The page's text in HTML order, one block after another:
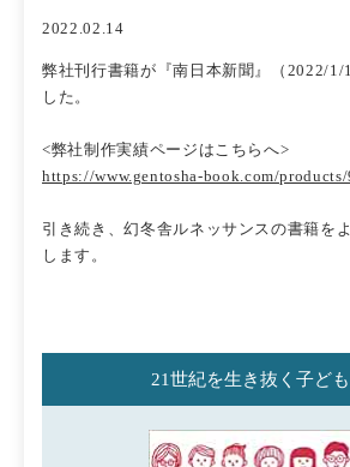
2022.02.14
弊社刊行書籍が『南日本新聞』（2022/1/
した。
<弊社制作実績ページはこちらへ>
https://www.gentosha-book.com/
引き続き、幻冬舎ルネッサンスの書籍を
します。
21世紀を生き抜く子ど